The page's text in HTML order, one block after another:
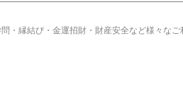
縁結び・金運招財・財産安全など様々なご